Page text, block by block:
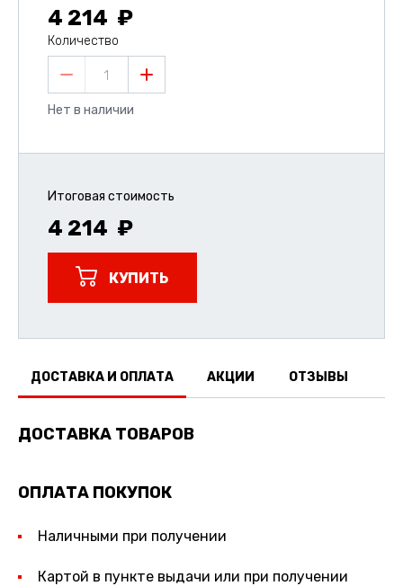
4 214
Количество
1
Нет в наличии
Итоговая стоимость
4 214
КУПИТЬ
ДОСТАВКА И ОПЛАТА АКЦИИ ОТЗЫВЫ
ДОСТАВКА ТОВАРОВ
ОПЛАТА ПОКУПОК
Наличными при получении
Картой в пункте выдачи или при получении